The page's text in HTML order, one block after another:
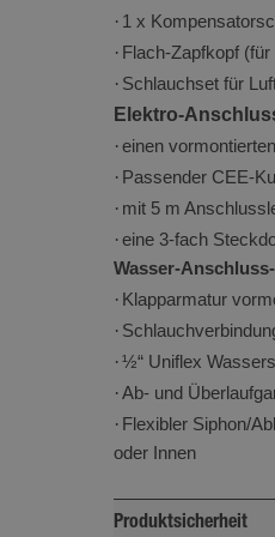
· 1 x
· Flach-Zapfkopf
· Schlauchset für
Elektro-
·einen
· Passender CEE-
· mit 5 m
·eine 3-fach
Wasser-
· Klapparmatur
·
·½“ Uniflex
·Ab- und
· Flexibler Siphon/
oder Innen
Produktsicherheit
wie Besucher eine Webseite
Besucher direkt zu identifizieren.
Beschreibung
Dieses Cookie wird
verwendet, um den
beizubehalten.
Dieser Cookie-
Analytics verknüpft.
Aktualisierung des
Analysedienstes von
wird verwendet, um
unterscheiden,
Nummer als Client-
jeder
Besucher-, Sitzungs-